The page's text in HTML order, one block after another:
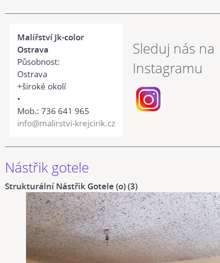
Malířství Jk-color
Ostrava
Působnost:
Ostrava
+široké okolí
•
Mob.: 736 641 965
info@malirstvi-krejcirik.cz
Sleduj nás na
Instagramu
Nástřik gotele
Strukturální Nástřik Gotele (o) (3)